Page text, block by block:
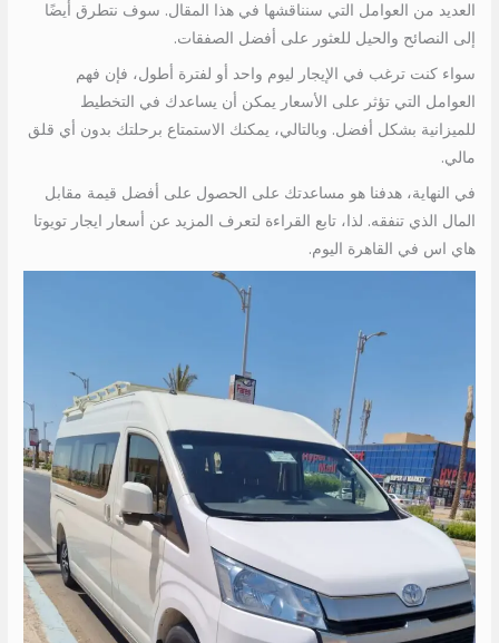
العديد من العوامل التي سنناقشها في هذا المقال. سوف نتطرق أيضًا
إلى النصائح والحيل للعثور على أفضل الصفقات.
سواء كنت ترغب في الإيجار ليوم واحد أو لفترة أطول، فإن فهم
العوامل التي تؤثر على الأسعار يمكن أن يساعدك في التخطيط
للميزانية بشكل أفضل. وبالتالي، يمكنك الاستمتاع برحلتك بدون أي قلق
مالي.
في النهاية، هدفنا هو مساعدتك على الحصول على أفضل قيمة مقابل
المال الذي تنفقه. لذا، تابع القراءة لتعرف المزيد عن أسعار ايجار تويوتا
هاي اس في القاهرة اليوم.